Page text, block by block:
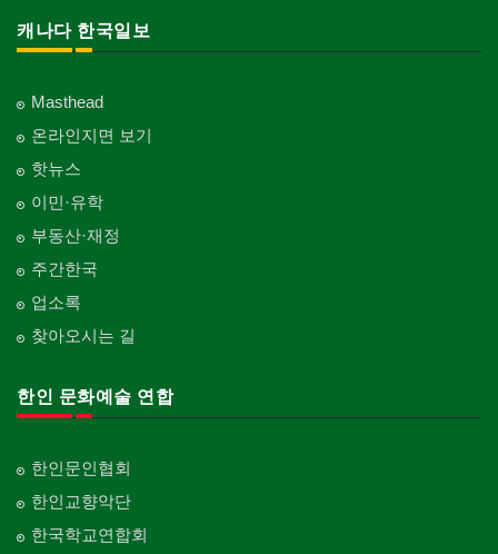
캐나다 한국일보
Masthead
온라인지면 보기
핫뉴스
이민·유학
부동산·재정
주간한국
업소록
찾아오시는 길
한인 문화예술 연합
한인문인협회
한인교향악단
한국학교연합회